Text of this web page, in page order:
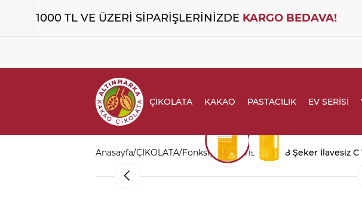
1000 TL VE ÜZERİ SİPARİŞLERİNİZDE KARGO BEDAVA!
ÇİKOLATA KAKAO PASTACILIK EV SERİSİ
Anasayfa/ÇİKOLATA/Fonksiyonel Serisi ALT578 Şeker İlavesiz